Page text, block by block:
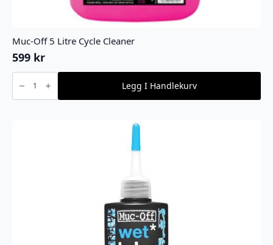
Muc-Off 5 Litre Cycle Cleaner
599 kr
Muc-
Litre
Legg I Handlekurv